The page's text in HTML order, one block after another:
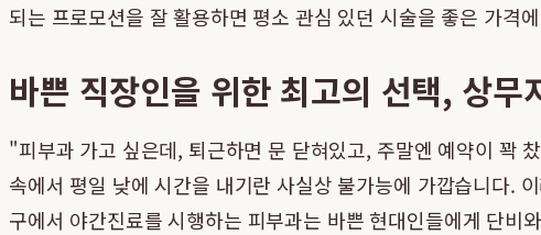
되는 프로모션을 잘 활용하면 평소 관심 있던 시술을 좋은 가격
바쁜 직장인을 위한 최고의 선택, 상무
"피부과 가고 싶은데, 퇴근하면 문 닫혀있고, 주말엔 예약이 꽉
속에서 평일 낮에 시간을 내기란 사실상 불가능에 가깝습니다.
구에서 야간진료를 시행하는 피부과는 바쁜 현대인들에게 단비